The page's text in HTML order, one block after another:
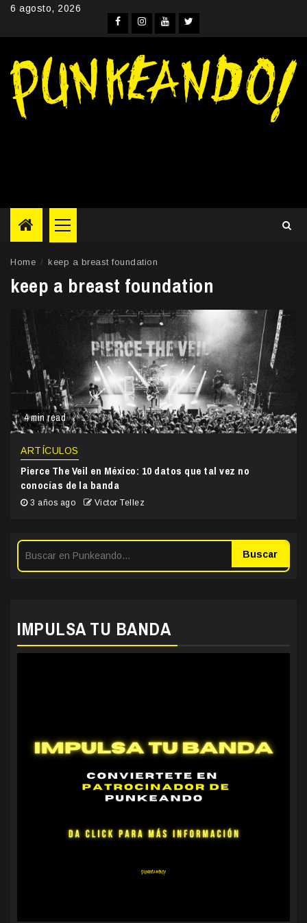
Skip6 agosto, 2026
Facebook
Instagram
YouTube
Twitter
Primary
Menu
Home keep a breast foundation
keep a breast foundation
4 min read
ARTÍCULOS
Pierce The Veil en México: 10 datos que tal vez no
conocías de la banda
3 años ago Victor Tellez
Buscar
IMPULSA TU BANDA